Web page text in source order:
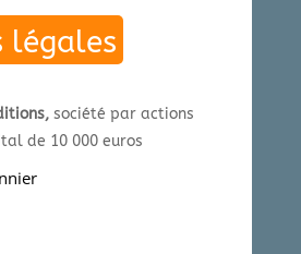
légales
société par actions
de 10 000 euros